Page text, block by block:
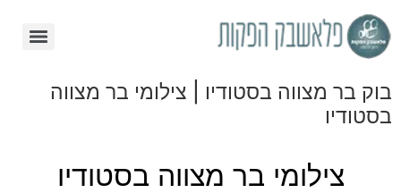
בוק בר מצווה בסטודיו | צילומי בר מצווה
בסטודיו
צילומי בר מצווה בסטודיו